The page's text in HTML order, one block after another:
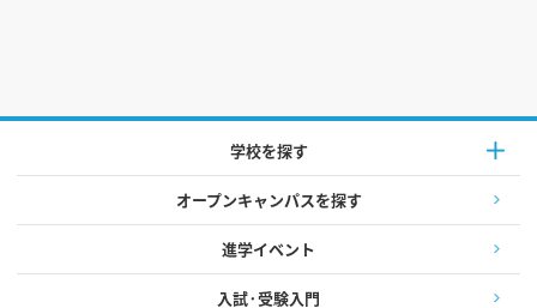
学校を探す
オープンキャンパスを探す
進学イベント
入試·受験入門